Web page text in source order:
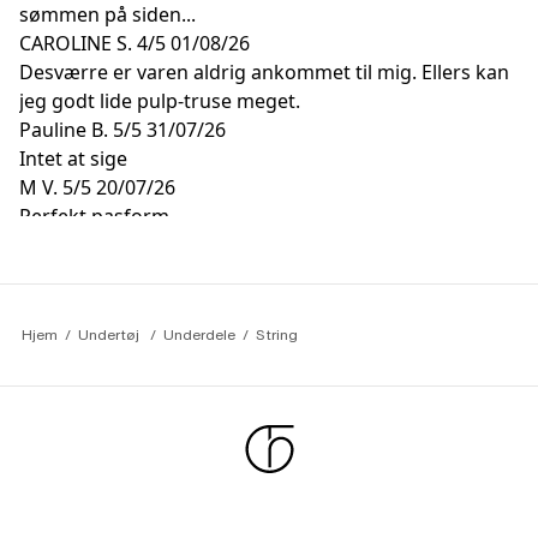
sømmen på siden...
CAROLINE S. 4/501/08/26
Desværre er varen aldrig ankommet til mig. Ellers kan
jeg godt lide pulp-truse meget.
Pauline B. 5/531/07/26
Intet at sige
M V. 5/520/07/26
Perfekt pasform
Hjem Undertøj Underdele String